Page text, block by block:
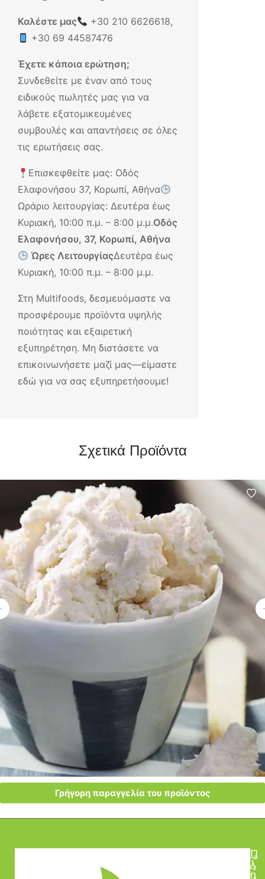
Καλέστε μας +30 210 6626618,
+30 69 44587476
Έχετε κάποια ερώτηση;
Συνδεθείτε με έναν από τους
ειδικούς πωλητές μας για να
λάβετε εξατομικευμένες
συμβουλές και απαντήσεις σε όλες
τις ερωτήσεις σας.
Επισκεφθείτε μας: Οδός
Ελαφονήσου 37, Κορωπί, Αθήνα
Ωράριο λειτουργίας: Δευτέρα έως
Κυριακή, 10:00 π.μ. – 8:00 μ.μ.Οδός
Ελαφονήσου, 37, Κορωπί, Αθήνα
Ώρες ΛειτουργίαςΔευτέρα έως
Κυριακή, 10:00 π.μ. – 8:00 μ.μ.
Στη Multifoods, δεσμευόμαστε να
προσφέρουμε προϊόντα υψηλής
ποιότητας και εξαιρετική
εξυπηρέτηση. Μη διστάσετε να
επικοινωνήσετε μαζί μας—είμαστε
εδώ για να σας εξυπηρετήσουμε!
Σχετικά Προϊόντα
Γρήγορη παραγγελία του προϊόντος
Π
λ
η
©
2